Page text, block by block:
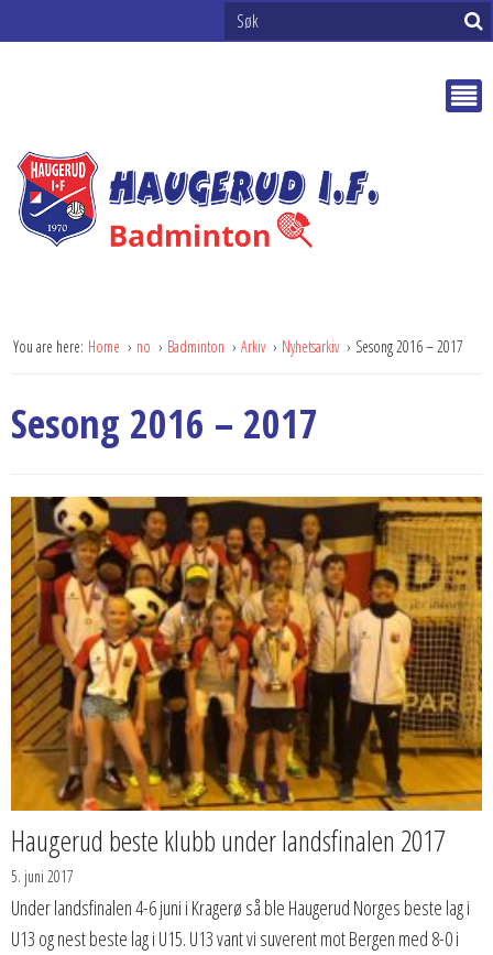
You are here: Home no Badminton Arkiv Nyhetsarkiv Sesong 2016 – 2017
Sesong 2016 – 2017
Haugerud beste klubb under landsfinalen 2017
5. juni 2017
Under landsfinalen 4-6 juni i Kragerø så ble Haugerud Norges beste lag i
U13 og nest beste lag i U15. U13 vant vi suverent mot Bergen med 8-0 i